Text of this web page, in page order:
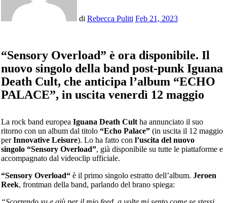
di Rebecca Puliti Feb 21, 2023
“Sensory Overload” è ora disponibile. Il
nuovo singolo della band post-punk Iguana
Death Cult, che anticipa l’album “ECHO
PALACE”, in uscita venerdì 12 maggio
La rock band europea Iguana Death Cult ha annunciato il suo
ritorno con un album dal titolo “Echo Palace”(in uscita il 12 maggio
perInnovative Leisure). Lo ha fatto con l’uscita del nuovo
singolo “Sensory Overload”, già disponibile su tutte le piattaforme e
accompagnato dal videoclip ufficiale.
“Sensory Overload“è il primo singolo estratto dell’album. Jeroen
Reek, frontman della band, parlando del brano spiega: